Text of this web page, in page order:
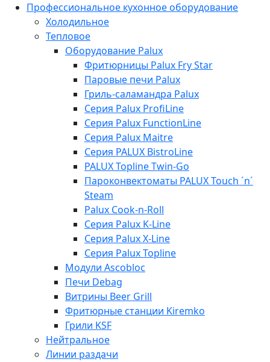
Профессиональное кухонное оборудование
Холодильное
Тепловое
Оборудование Palux
Фритюрницы Palux Fry Star
Паровые печи Palux
Гриль-саламандра Palux
Серия Palux ProfiLine
Серия Palux FunctionLine
Серия Palux Maitre
Серия PALUX BistroLine
PALUX Topline Twin-Go
Пароконвектоматы PALUX Touch ´n´
Steam
Palux Cook-n-Roll
Серия Palux K-Line
Серия Palux X-Line
Серия Palux Topline
Модули Ascobloc
Печи Debag
Витрины Beer Grill
Фритюрные станции Kiremko
Грили KSF
Нейтральное
Линии раздачи